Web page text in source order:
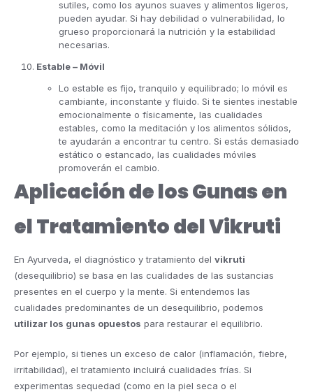
sutiles, como los ayunos suaves y alimentos ligeros,
pueden ayudar. Si hay debilidad o vulnerabilidad, lo
grueso proporcionará la nutrición y la estabilidad
necesarias.
Estable – Móvil
Lo estable es fijo, tranquilo y equilibrado; lo móvil es
cambiante, inconstante y fluido. Si te sientes inestable
emocionalmente o físicamente, las cualidades
estables, como la meditación y los alimentos sólidos,
te ayudarán a encontrar tu centro. Si estás demasiado
estático o estancado, las cualidades móviles
promoverán el cambio.
Aplicación de los Gunas en
el Tratamiento del Vikruti
En Ayurveda, el diagnóstico y tratamiento del vikruti
(desequilibrio) se basa en las cualidades de las sustancias
presentes en el cuerpo y la mente. Si entendemos las
cualidades predominantes de un desequilibrio, podemos
utilizar los gunas opuestos para restaurar el equilibrio.
Por ejemplo, si tienes un exceso de calor (inflamación, fiebre,
irritabilidad), el tratamiento incluirá cualidades frías. Si
experimentas sequedad (como en la piel seca o el